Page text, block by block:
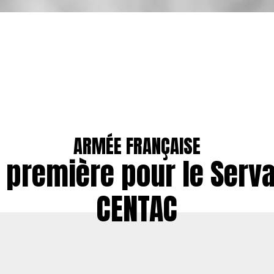
ARMÉE FRANÇAISE
première pour le
CENTAC